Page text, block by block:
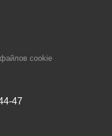
cookie
47